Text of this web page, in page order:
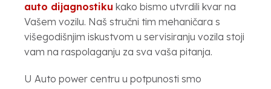
auto dijagnostiku kako bismo utvrdili kvar na
Vašem vozilu. Naš stručni tim mehaničara s
višegodišnjim iskustvom u servisiranju vozila stoji
vam na raspolaganju za sva vaša pitanja.
U Auto power centru u potpunosti smo